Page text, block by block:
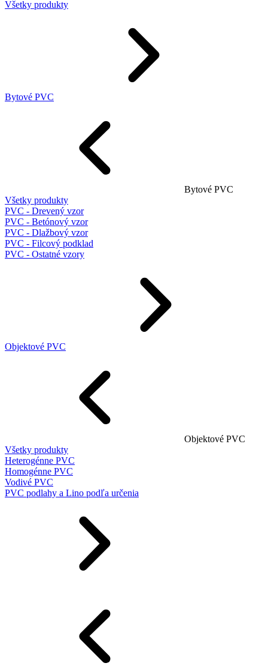
Všetky produkty
Bytové PVC
Bytové PVC
Všetky produkty
PVC - Drevený vzor
PVC - Betónový vzor
PVC - Dlažbový vzor
PVC - Filcový podklad
PVC - Ostatné vzory
Objektové PVC
Objektové PVC
Všetky produkty
Heterogénne PVC
Homogénne PVC
Vodivé PVC
PVC podlahy a Lino podľa určenia